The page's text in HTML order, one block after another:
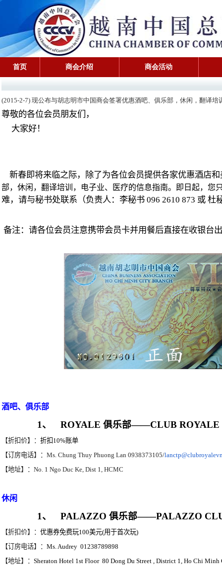
首页 商会介绍 商会活动
(2015-2-7) 现公布与胡志明市中国商会签署优惠酒吧、俱乐部，休闲，翻译
尊敬的各位会员朋友们，
大家好！
新春即将来临之际，除了为各位会员提供各家优惠酒店
部，休闲，翻译培训，电子业、医疗的信息指南。即日起，您
难，请与秘书处联系（负责人：李秘书 096 2610 873 或 杜
备注：请各位会员注意携带会员卡并用餐后直接在收银台
酒吧、俱乐部
1、 ROYALE 俱乐部——CLUB ROYALE
【折扣价】： 折扣 10%账单
【订房电话】： Ms. Chung Thuy Phuong Lan 0938373105/
【地址】： No. 1 Ngo Duc Ke, Dist 1, HCMC
休闲
1、 PALAZZO 俱乐部——PALAZZO
【折扣价】： 优惠券免费玩100美元(用于首次玩)
【订房电话】： Ms. Audrey 01238789898
【地址】： Sheraton Hotel 1st Floor 80 Dong Du Street , District 1, Ho Chi Minh